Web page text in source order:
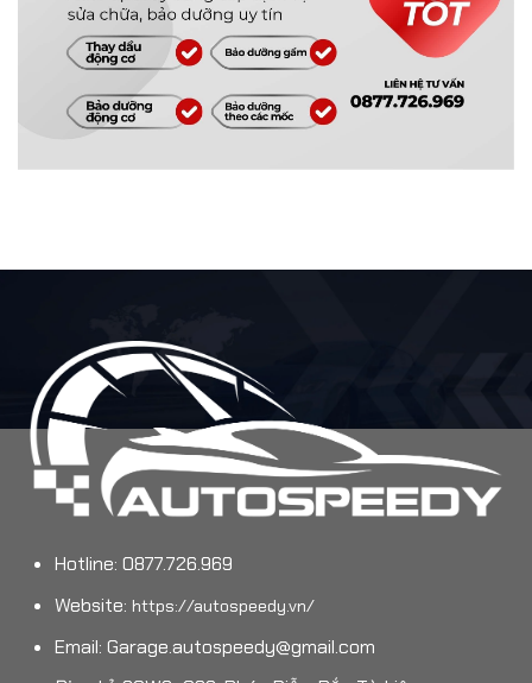
Hotline: 0877.726.969
Website: https://autospeedy.vn/
Email: Garage.autospeedy@gmail.com